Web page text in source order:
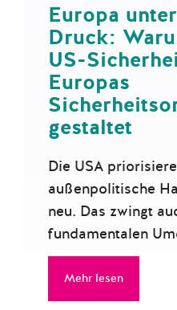
Europa unter
Druck:
US-
Europas
gestaltet
Die USA
außenpolitische
neu. Das zwingt
fundamentalen
Mehr lesen